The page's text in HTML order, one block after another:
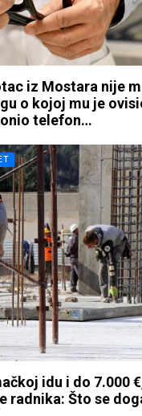
iz Mostara nije
o kojoj mu je
telefon…
idu i do 7.000
radnika: Što se